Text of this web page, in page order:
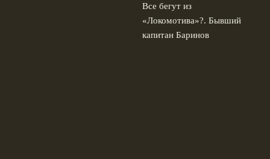
Все бегут из
«Локомотива»?. Бывший
капитан Баринов